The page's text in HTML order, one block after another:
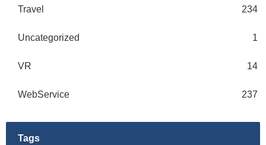
Travel 234
Uncategorized 1
VR 14
WebService 237
Tags